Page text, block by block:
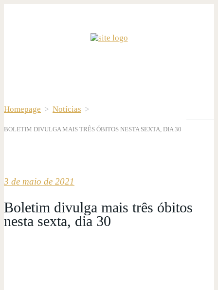
Homepage > Notícias >
BOLETIM DIVULGA MAIS TRÊS ÓBITOS NESTA SEXTA, DIA 30
3 de maio de 2021
Boletim divulga mais três óbitos
nesta sexta, dia 30